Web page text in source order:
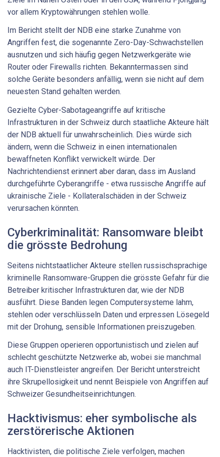
vor allem Kryptowährungen stehlen wolle.
Im Bericht stellt der NDB eine starke Zunahme von
Angriffen fest, die sogenannte Zero-Day-Schwachstellen
ausnutzen und sich häufig gegen Netzwerkgeräte wie
Router oder Firewalls richten. Bekanntermassen sind
solche Geräte besonders anfällig, wenn sie nicht auf dem
neuesten Stand gehalten werden.
Gezielte Cyber-Sabotageangriffe auf kritische
Infrastrukturen in der Schweiz durch staatliche Akteure hält
der NDB aktuell für unwahrscheinlich. Dies würde sich
ändern, wenn die Schweiz in einen internationalen
bewaffneten Konflikt verwickelt würde. Der
Nachrichtendienst erinnert aber daran, dass im Ausland
durchgeführte Cyberangriffe - etwa russische Angriffe auf
ukrainische Ziele - Kollateralschäden in der Schweiz
verursachen könnten.
Cyberkriminalität: Ransomware bleibt
die grösste Bedrohung
Seitens nichtstaatlicher Akteure stellen russischsprachige
kriminelle Ransomware-Gruppen die grösste Gefahr für die
Betreiber kritischer Infrastrukturen dar, wie der NDB
ausführt. Diese Banden legen Computersysteme lahm,
stehlen oder verschlüsseln Daten und erpressen Lösegeld
mit der Drohung, sensible Informationen preiszugeben.
Diese Gruppen operieren opportunistisch und zielen auf
schlecht geschützte Netzwerke ab, wobei sie manchmal
auch IT-Dienstleister angreifen. Der Bericht unterstreicht
ihre Skrupellosigkeit und nennt Beispiele von Angriffen auf
Schweizer Gesundheitseinrichtungen.
Hacktivismus: eher symbolische als
zerstörerische Aktionen
Hacktivisten, die politische Ziele verfolgen, machen